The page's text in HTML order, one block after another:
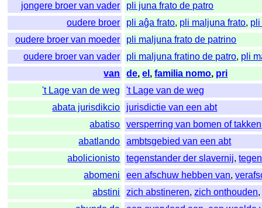
jongere broer van vader
pli juna frato de patro
oudere broer
pli aĝa frato, pli maljuna frato, pli
oudere broer van moeder
pli maljuna frato de patrino
oudere broer van vader
pli maljuna fratino de patro, pli
van
de,el ,familia nomo, pri
't Lage van de weg
't Lage van de weg
abata jurisdikcio
jurisdictie van een abt
abatiso
versperring van bomen of takken
abatlando
ambtsgebied van een abt
abolicionisto
tegenstander der slavernij,
abomeni
een afschuw hebben van,
abstini
zich abstineren,zich onthouden